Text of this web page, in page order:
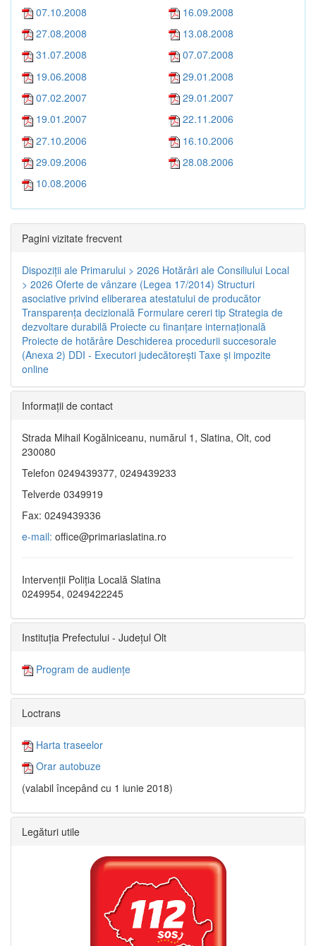
07.10.2008
16.09.2008
27.08.2008
13.08.2008
31.07.2008
07.07.2008
19.06.2008
29.01.2008
07.02.2007
29.01.2007
19.01.2007
22.11.2006
27.10.2006
16.10.2006
29.09.2006
28.08.2006
10.08.2006
Pagini vizitate frecvent
Dispoziţii ale Primarului > 2026 Hotărâri ale Consiliului Local
> 2026 Oferte de vânzare (Legea 17/2014) Structuri
asociative privind eliberarea atestatului de producător
Transparenţa decizională Formulare cereri tip Strategia de
dezvoltare durabilă Proiecte cu finanţare internaţională
Proiecte de hotărâre Deschiderea procedurii succesorale
(Anexa 2) DDI - Executori judecătorești Taxe şi impozite
online
Informaţii de contact
Strada Mihail Kogălniceanu, numărul 1, Slatina, Olt, cod
230080
Telefon 0249439377, 0249439233
Telverde 0349919
Fax: 0249439336
e-mail: office@primariaslatina.ro
Intervenții Poliția Locală Slatina
0249954, 0249422245
Instituția Prefectului - Județul Olt
Program de audiențe
Loctrans
Harta traseelor
Orar autobuze
(valabil începând cu 1 iunie 2018)
Legături utile